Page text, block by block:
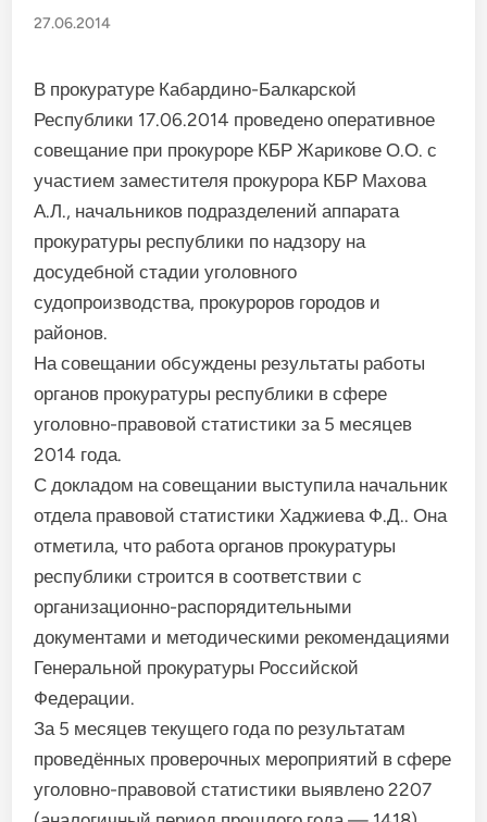
27.06.2014
В прокуратуре Кабардино-Балкарской
Республики 17.06.2014 проведено оперативное
совещание при прокуроре КБР Жарикове О.О. с
участием заместителя прокурора КБР Махова
А.Л., начальников подразделений аппарата
прокуратуры республики по надзору на
досудебной стадии уголовного
судопроизводства, прокуроров городов и
районов.
На совещании обсуждены результаты работы
органов прокуратуры республики в сфере
уголовно-правовой статистики за 5 месяцев
2014 года.
С докладом на совещании выступила начальник
отдела правовой статистики Хаджиева Ф.Д.. Она
отметила, что работа органов прокуратуры
республики строится в соответствии с
организационно-распорядительными
документами и методическими рекомендациями
Генеральной прокуратуры Российской
Федерации.
За 5 месяцев текущего года по результатам
проведённых проверочных мероприятий в сфере
уголовно-правовой статистики выявлено 2207